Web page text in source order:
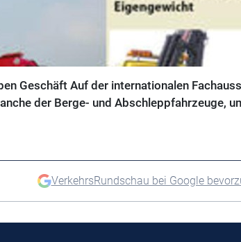
Geschäft Auf der internationalen
der Berge- und Abschleppfahrzeuge,
VerkehrsRundschau bei Google